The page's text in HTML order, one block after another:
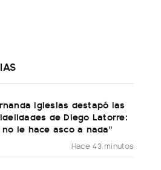
Iglesias destapó las
de Diego Latorre:
no le hace asco a nada"
Hace 43 minutos